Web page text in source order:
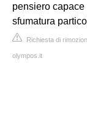
pensiero
sfumatura
Richiesta di
olympos.it